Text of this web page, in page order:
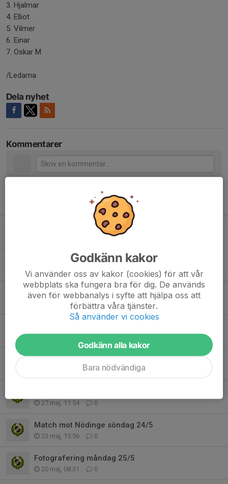
3. Hjalmar
4. Elliot
5. Vilmer
6. Einar
7. Oskar M
/Ledarna
Dela nyhet
Kommentarer
Uppstart hösten 2026
Sommaravslutning
21 jun, 20:51
Skolavslutningar onsdag 10/6
9 jun, 19:52 0
2 jun, 09:17 0
Match mot Romelanda UF lördag 30/5
0
27 maj, 11:54 0
Match mot Nödinge söndag 24/5
23 maj, 15:56 0
Fotografering måndag 25/5
20 maj, 08:31 0
Godkänn kakor
Vi använder oss av kakor (cookies) för att vår
webbplats ska fungera bra för dig. De används
även för webbanalys i syfte att hjälpa oss att
förbättra våra tjänster.
Så använder vi cookies
Godkänn alla kakor
Bara nödvändiga